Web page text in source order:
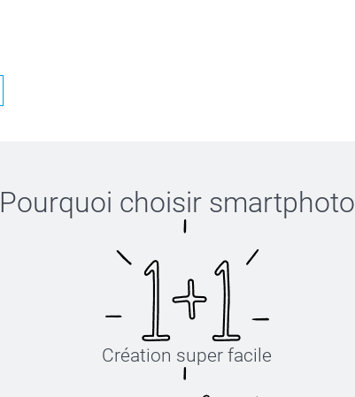
Pourquoi choisir smartphoto
Création super facile